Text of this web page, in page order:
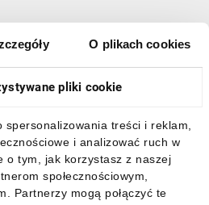
O plikach cookies
pliki cookie
spersonalizowania treści i reklam,
i analizować ruch w
o tym, jak korzystasz z naszej
społecznościowym,
Partnerzy mogą połączyć te